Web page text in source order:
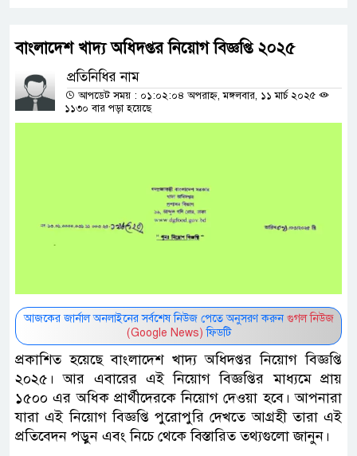
বাংলাদেশ খাদ্য অধিদপ্তর নিয়োগ বিজ্ঞপ্তি ২০২৫
প্রতিনিধির নাম
আপডেট সময় : ০১:০২:০৪ অপরাহ্ন, মঙ্গলবার, ১১ মার্চ ২০২৫
১১৩০ বার পড়া হয়েছে
আজকের জার্নাল অনলাইনের সর্বশেষ নিউজ পেতে অনুসরণ করুন গুগল নিউজ
(Google News) ফিডটি
প্রকাশিত হয়েছে বাংলাদেশ খাদ্য অধিদপ্তর নিয়োগ বিজ্ঞপ্তি
২০২৫। আর এবারের এই নিয়োগ বিজ্ঞপ্তির মাধ্যমে প্রায়
১৫০০ এর অধিক প্রার্থীদেরকে নিয়োগ দেওয়া হবে। আপনারা
যারা এই নিয়োগ বিজ্ঞপ্তি পুরোপুরি দেখতে আগ্রহী তারা এই
প্রতিবেদন পড়ুন এবং নিচে থেকে বিস্তারিত তথ্যগুলো জানুন।